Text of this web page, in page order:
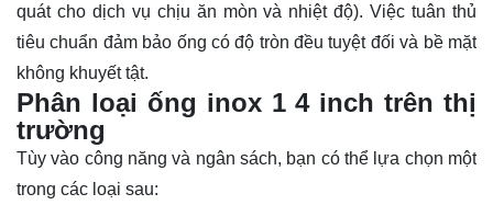
quát cho dịch vụ chịu ăn mòn và nhiệt độ). Việc tuân thủ
tiêu chuẩn đảm bảo ống có độ tròn đều tuyệt đối và bề mặt
không khuyết tật.
Phân loại ống inox 1 4 inch trên thị
trường
Tùy vào công năng và ngân sách, bạn có thể lựa chọn một
trong các loại sau: